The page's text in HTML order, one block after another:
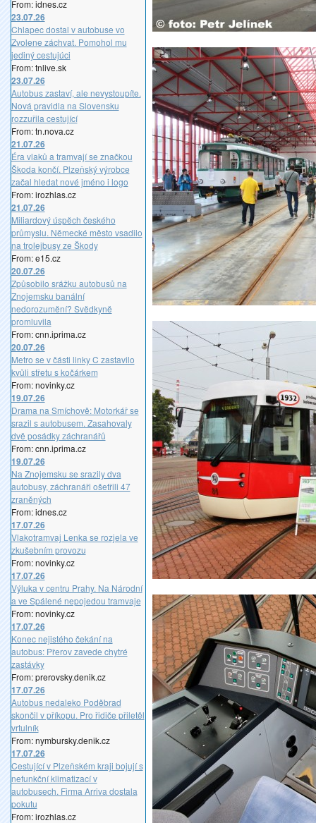
From: idnes.cz
23.07.26
Chlapec dostal v autobuse vo
Zvolene záchvat. Pomohol mu
jediný cestujúci
From: tnlive.sk
23.07.26
Autobus zastaví, ale nevystoupíte.
Nová pravidla na Slovensku
rozzuřila cestující
From: tn.nova.cz
21.07.26
Éra vlaků a tramvají se značkou
Škoda končí. Plzeňský výrobce
začal hledat nové jméno i logo
From: irozhlas.cz
21.07.26
Miliardový úspěch českého
průmyslu. Německé město vsadilo
na trolejbusy ze Škody
From: e15.cz
20.07.26
Způsobilo srážku autobusů na
Znojemsku banální
nedorozumění? Svědkyně
promluvila
From: cnn.iprima.cz
20.07.26
Metro se v části linky C zastavilo
kvůli střetu s kočárkem
From: novinky.cz
19.07.26
Drama na Smíchově: Motorkář se
srazil s autobusem. Zasahovaly
dvě posádky záchranářů
From: cnn.iprima.cz
19.07.26
Na Znojemsku se srazily dva
autobusy, záchranáři ošetřili 47
zraněných
From: idnes.cz
17.07.26
Vlakotramvaj Lenka se rozjela ve
zkušebním provozu
From: novinky.cz
17.07.26
Výluka v centru Prahy. Na Národní
a ve Spálené nepojedou tramvaje
From: novinky.cz
17.07.26
Konec nejistého čekání na
autobus: Přerov zavede chytré
zastávky
From: prerovsky.denik.cz
17.07.26
Autobus nedaleko Poděbrad
skončil v příkopu. Pro řidiče přiletěl
vrtulník
From: nymbursky.denik.cz
17.07.26
Cestující v Plzeňském kraji bojují s
nefunkční klimatizací v
autobusech. Firma Arriva dostala
pokutu
From: irozhlas.cz